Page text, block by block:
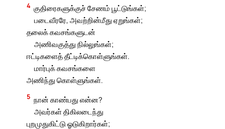
4 குதிரைகளுக்குச் சேணம் பூட்டுங்கள்;
படைவீரரே, அவற்றின்மீது ஏறுங்கள்;
தலைக் கவசங்களுடன்
அணிவகுத்து நில்லுங்கள்;
ஈட்டிகளைத் தீட்டிக்கொள்ளுங்கள்.
மார்புக் கவசங்களை
அணிந்து கொள்ளுங்கள்.
5 நான் காண்பது என்ன?
அவர்கள் திகிலடைந்து
புறமுதுகிட்டு ஓடுகிறார்கள்;